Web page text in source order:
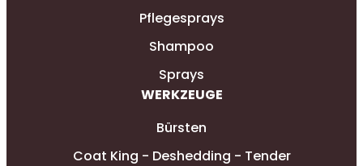
Pflegesprays
Shampoo
Sprays
WERKZEUGE
Bürsten
Coat King - Deshedding - Tender